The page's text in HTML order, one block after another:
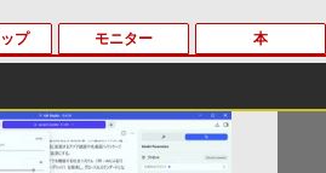
プ モニター 本
は知っている（8） 【電子限定特典つ
【電子書籍】[ 雁木万里 ]